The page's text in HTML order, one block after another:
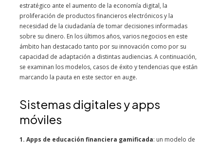
estratégico ante el aumento de la economía digital, la
proliferación de productos financieros electrónicos y la
necesidad de la ciudadanía de tomar decisiones informadas
sobre su dinero. En los últimos años, varios negocios en este
ámbito han destacado tanto por su innovación como por su
capacidad de adaptación a distintas audiencias. A continuación,
se examinan los modelos, casos de éxito y tendencias que están
marcando la pauta en este sector en auge.
Sistemas digitales y apps
móviles
1. Apps de educación financiera gamificada: un modelo de